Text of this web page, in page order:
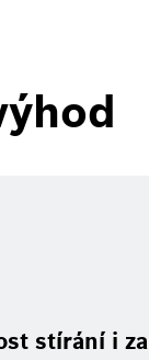
stírání i za